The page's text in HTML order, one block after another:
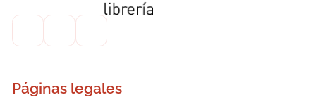
Páginas legales